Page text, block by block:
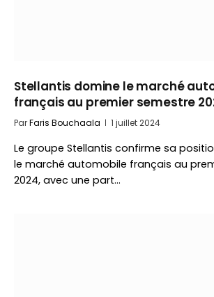
Stellantis domine le marché
français au premier semestre
ParFaris Bouchaala 1 juillet 2024
Le groupe Stellantis confirme sa
le marché automobile français au
2024, avec une part…